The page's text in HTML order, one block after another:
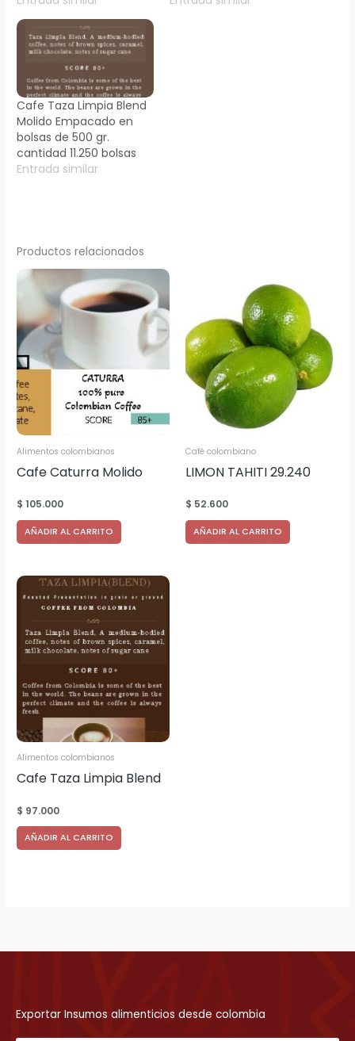
Cafe Taza Limpia Blend
Molido Empacado en
bolsas de 500 gr.
cantidad 11.250 bolsas
Entrada similar
Productos relacionados
Alimentos colombianos
Cafe Caturra Molido
empacado bolsas
500grs. cantidad 11.250
bolsas
$ 105.000
AÑADIR AL CARRITO
Café colombiano
LIMON TAHITI 29.240
Kgs.
$ 52.600
AÑADIR AL CARRITO
Alimentos colombianos
Cafe Taza Limpia Blend
bolsas de 500 gr.
cantidad 11.250 bolsas
$ 97.000
AÑADIR AL CARRITO
Exportar Insumos alimenticios desde colombia